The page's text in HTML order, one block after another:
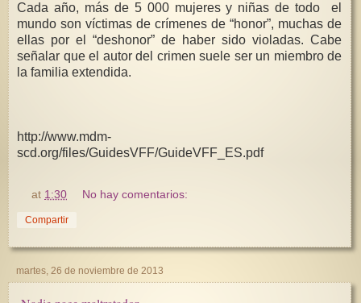
Cada año, más de 5 000 mujeres y niñas de todo el
mundo son víctimas de crímenes de “honor”, muchas de
ellas por el “deshonor” de haber sido violadas. Cabe
señalar que el autor del crimen suele ser un miembro de
la familia extendida.
http://www.mdm-
scd.org/files/GuidesVFF/GuideVFF_ES.pdf
at 1:30 No hay comentarios:
Compartir
martes, 26 de noviembre de 2013